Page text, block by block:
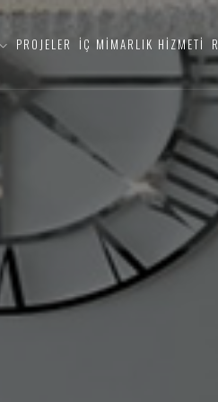
PROJELER İÇ MİMARLIK HİZMETİ